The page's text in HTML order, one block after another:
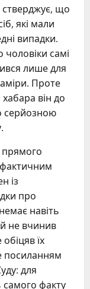
стверджує, що
які мали
випадки.
самі
лише для
Проте
він до
серйозною
прямого
фактичним
із
про
навіть
не вчинив
їх
посиланням
для
самого факту